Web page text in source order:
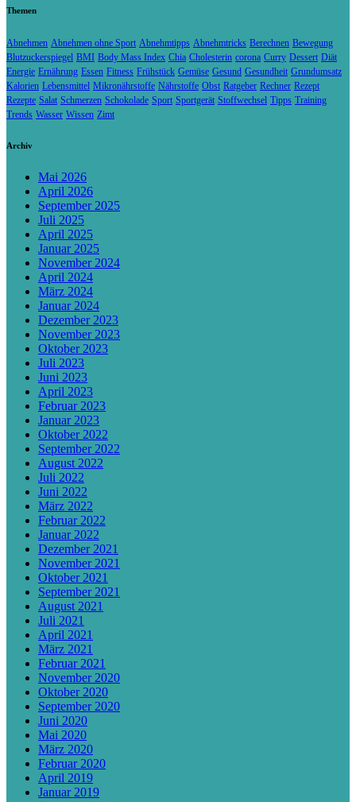
Themen
Abnehmen Abnehmen ohne Sport Abnehmtipps Abnehmtricks Berechnen Bewegung
Blutzuckerspiegel BMI Body Mass Index Chia Cholesterin corona Curry Dessert Diät
Energie Ernährung Essen Fitness Frühstück Gemüse Gesund Gesundheit Grundumsatz
Kalorien Lebensmittel Mikronährstoffe Nährstoffe Obst Ratgeber Rechner Rezept
Rezepte Salat Schmerzen Schokolade Sport Sportgerät Stoffwechsel Tipps Training
Trends Wasser Wissen Zimt
Archiv
Mai 2026
April 2026
September 2025
Juli 2025
April 2025
Januar 2025
November 2024
April 2024
März 2024
Januar 2024
Dezember 2023
November 2023
Oktober 2023
Juli 2023
Juni 2023
April 2023
Februar 2023
Januar 2023
Oktober 2022
September 2022
August 2022
Juli 2022
Juni 2022
März 2022
Februar 2022
Januar 2022
Dezember 2021
November 2021
Oktober 2021
September 2021
August 2021
Juli 2021
April 2021
März 2021
Februar 2021
November 2020
Oktober 2020
September 2020
Juni 2020
Mai 2020
März 2020
Februar 2020
April 2019
Januar 2019